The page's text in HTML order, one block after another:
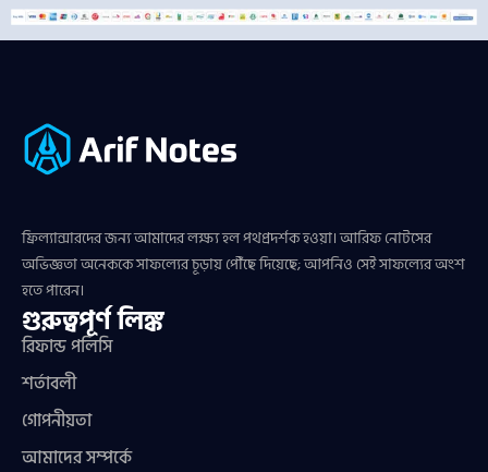
ফ্রিল্যান্সারদের জন্য আমাদের লক্ষ্য হল পথপ্রদর্শক হওয়া। আরিফ নোটসের
অভিজ্ঞতা অনেককে সাফল্যের চূড়ায় পৌঁছে দিয়েছে; আপনিও সেই সাফল্যের অংশ
হতে পারেন।
গুরুত্বপূর্ণ লিঙ্ক
রিফান্ড পলিসি
শর্তাবলী
গোপনীয়তা
আমাদের সম্পর্কে